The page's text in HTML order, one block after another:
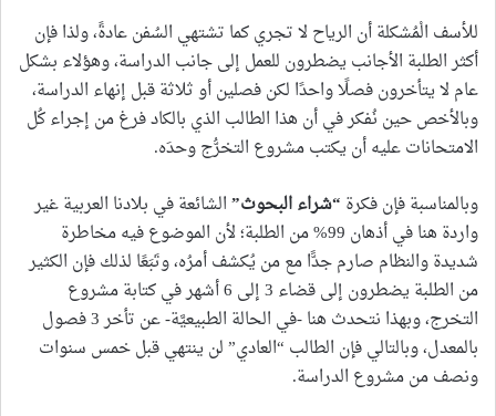
للأسف الْمُشكلة أن الرياح لا تجري كما تشتهي السُفن عادةً، ولذا فإن
أكثر الطلبة الأجانب يضطرون للعمل إلى جانب الدراسة، وهؤلاء بشكل
عام لا يتأخرون فصلًا واحدًا لكن فصلين أو ثلاثة قبل إنهاء الدراسة،
وبالأخص حين نُفكر في أن هذا الطالب الذي بالكاد فرغ من إجراء كُل
الامتحانات عليه أن يكتب مشروع التخرُّج وحدَه.
وبالمناسبة فإن فكرة “شراء البحوث”الشائعة في بلادنا العربية غير
واردة هنا في أذهان 99% من الطلبة؛ لأن الموضوع فيه مخاطرة
شديدة والنظام صارم جدًّا مع من يُكشف أمرُه، وتَبَعًا لذلك فإن الكثير
من الطلبة يضطرون إلى قضاء 3 إلى 6 أشهر في كتابة مشروع
التخرج، وبهذا نتحدث هنا -في الحالة الطبيعيَّة- عن تأخر 3 فصول
بالمعدل، وبالتالي فإن الطالب “العادي” لن ينتهي قبل خمس سنوات
ونصف من مشروع الدراسة.